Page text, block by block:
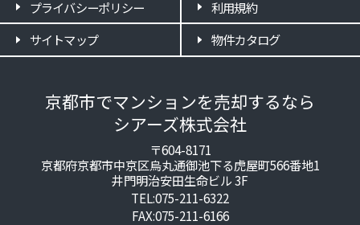
プライバシーポリシー
利用規約
サイトマップ
物件カタログ
京都市でマンションを売却するなら
シアーズ株式会社
〒604-8171
京都府京都市中京区烏丸通御池下る虎屋町566番地1
井門明治安田生命ビル 3F
TEL:075-211-6322
FAX:075-211-6166